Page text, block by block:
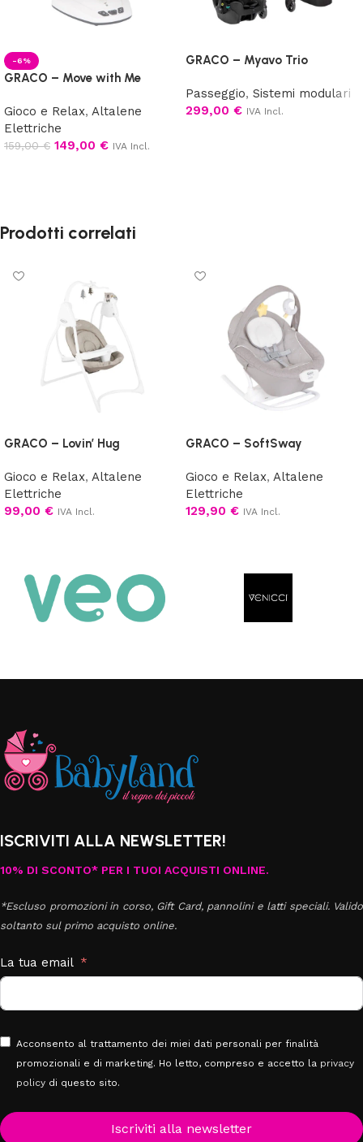
-6%
GRACO – Move with Me
Gioco e Relax, Altalene
Elettriche
159,00€ 149,00 € IVA Incl.
GRACO – Myavo Trio
Passeggio, Sistemi modulari
299,00 € IVA Incl.
Prodotti correlati
GRACO – Lovin’ Hug
Gioco e Relax, Altalene
Elettriche
99,00 € IVA Incl.
GRACO – SoftSway
Gioco e Relax, Altalene
Elettriche
129,90 € IVA Incl.
ISCRIVITI ALLA NEWSLETTER!
10% DI SCONTO* PER I TUOI ACQUISTI ONLINE.
*Escluso promozioni in corso, Gift Card, pannolini e latti speciali. Valido
soltanto sul primo acquisto online.
La tua email
Acconsento al trattamento dei miei dati personali per finalità
promozionali e di marketing. Ho letto, compreso e accetto la privacy
policy di questo sito.
Iscriviti alla newsletter